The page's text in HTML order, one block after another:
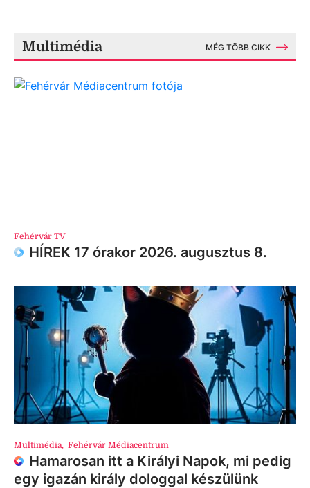
Multimédia MÉG TÖBB CIKK
Fehérvár TV
HÍREK 17 órakor 2026. augusztus 8.
Multimédia, Fehérvár Médiacentrum
Hamarosan itt a Királyi Napok, mi pedig
egy igazán király dologgal készülünk